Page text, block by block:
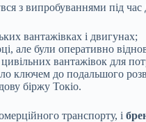
з випробуваннями під час
вантажівках і двигунах;
але були оперативно
вантажівок для
ключем до подальшого
біржу Токіо.
транспорту, і